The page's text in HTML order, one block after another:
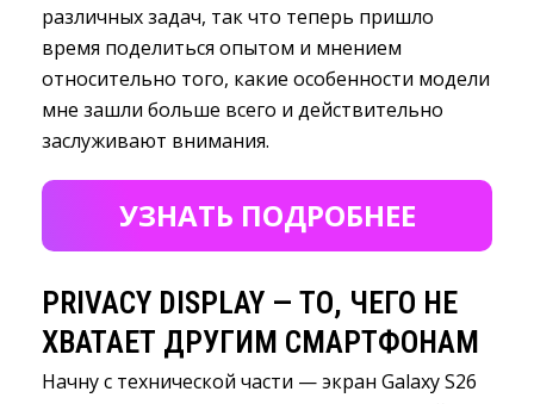
различных задач, так что теперь пришло
время поделиться опытом и мнением
относительно того, какие особенности модели
мне зашли больше всего и действительно
заслуживают внимания.
УЗНАТЬ ПОДРОБНЕЕ
PRIVACY DISPLAY — ТО, ЧЕГО НЕ
ХВАТАЕТ ДРУГИМ СМАРТФОНАМ
Начну с технической части — экран Galaxy S26